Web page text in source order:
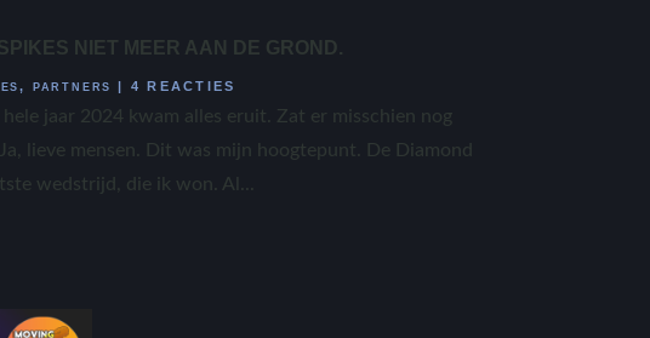
NIET MEER AAN DE GROND.
, PARTNERS 4 REACTIES
jaar 2024 kwam alles eruit. Zat er misschien nog
lieve mensen. Dit was mijn hoogtepunt. De Diamond
wedstrijd, die ik won. Al...